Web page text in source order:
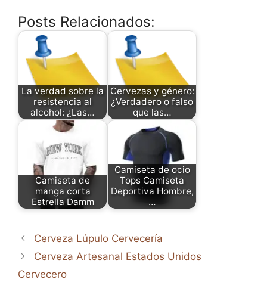
Posts Relacionados:
La verdad sobre la
resistencia al
alcohol: ¿Las…
Cervezas y género:
¿Verdadero o falso
que las…
Camiseta de
manga corta
Estrella Damm
Camiseta de ocio
Tops Camiseta
Deportiva Hombre,
…
Cerveza Lúpulo Cervecería
Cerveza Artesanal Estados Unidos
Cervecero